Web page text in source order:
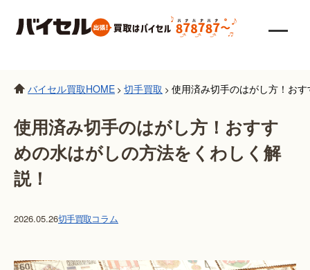
バイセル買取HOME > 切手買取 > 使用済み切手のはがし方！お
使用済み切手のはがし方！おすす
めの水はがしの方法をくわしく解
説！
2026.05.26切手買取コラム